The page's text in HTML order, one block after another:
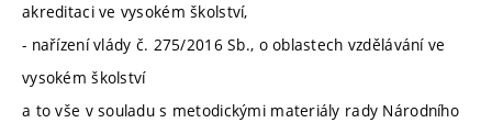
akreditaci ve vysokém školství,
- nařízení vlády č. 275/2016 Sb., o oblastech vzdělávání ve
vysokém školství
a to vše v souladu s metodickými materiály rady Národního